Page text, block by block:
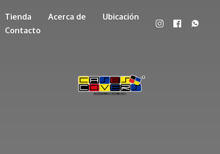
Tienda Acerca de
Ubicación
Contacto